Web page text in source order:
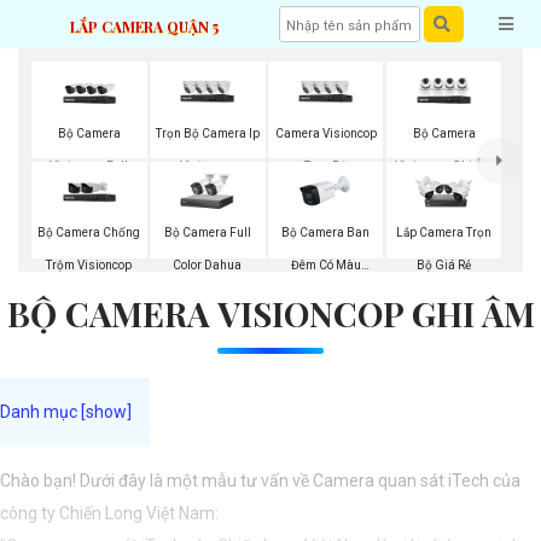
LẮP CAMERA QUẬN 5
Bộ Camera
Visioncop Full
Color
Trọn Bộ Camera Ip
Visioncop
Camera Visioncop
Trọn Bộ
Bộ Camera
Visioncop Ghi Âm
Bộ Camera Chống
Trộm Visioncop
Bộ Camera Full
Color Dahua
Bộ Camera Ban
Đêm Có Màu
Lắp Camera Trọn
Bộ Giá Rẻ
BỘ CAMERA VISIONCOP GHI ÂM
Chào bạn! Dưới đây là một mẫu tư vấn về Camera quan sát iTech của
công ty Chiến Long Việt Nam: